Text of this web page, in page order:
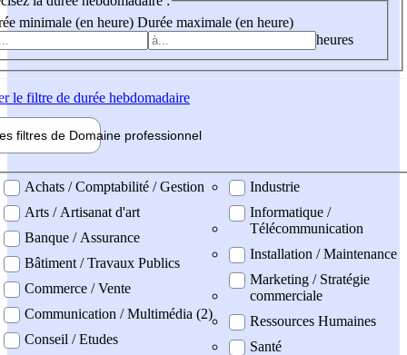
minimale (en heure) Durée maximale (en heure)
heures
le filtre de durée hebdomadaire
filtres de Domaine professionnel
professionel
Achats / Comptabilité / Gestion
Arts / Artisanat d'art
Banque / Assurance
Bâtiment / Travaux Publics
Commerce / Vente
Communication / Multimédia (2)
Conseil / Etudes
Industrie
Informatique /
Télécommunication
Installation / Maintenance
Marketing / Stratégie
commerciale
Ressources Humaines
Santé